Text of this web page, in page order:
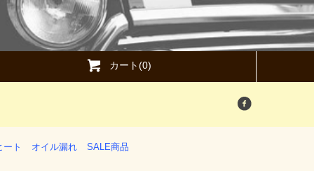
カート(0)
ート オイル漏れ SALE商品